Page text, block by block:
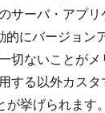
サーバ・アプ
にバージョン
切ないことが
する以外カス
挙げられます。